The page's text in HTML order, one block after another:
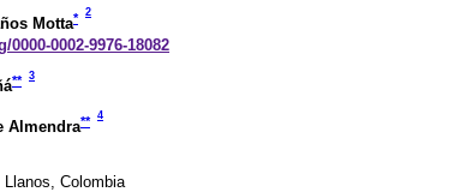
Motta* 2
0002-9976-18082
** 3
Almendra** 4
Colombia